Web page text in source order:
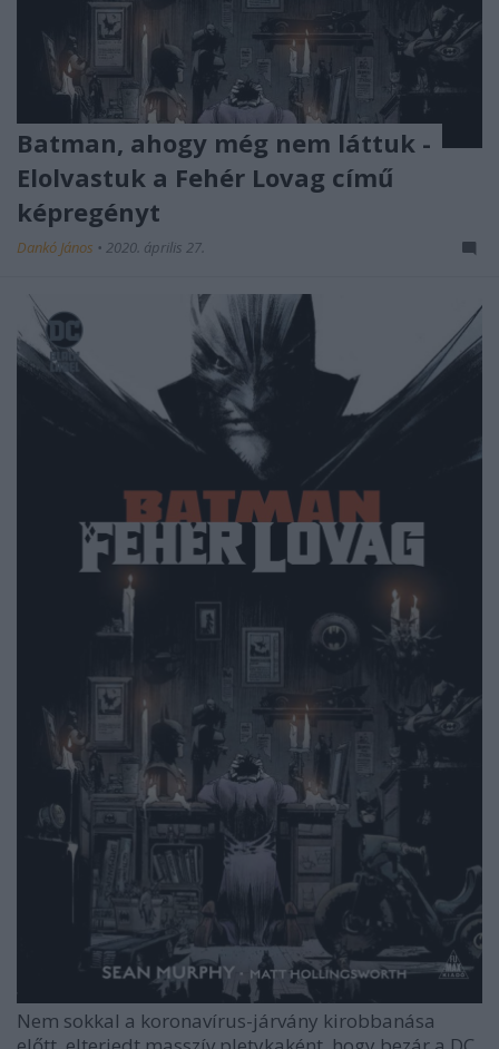
Batman, ahogy még nem láttuk -
Elolvastuk a Fehér Lovag című
képregényt
Dankó János • 2020. április 27.
Nem sokkal a koronavírus-járvány kirobbanása